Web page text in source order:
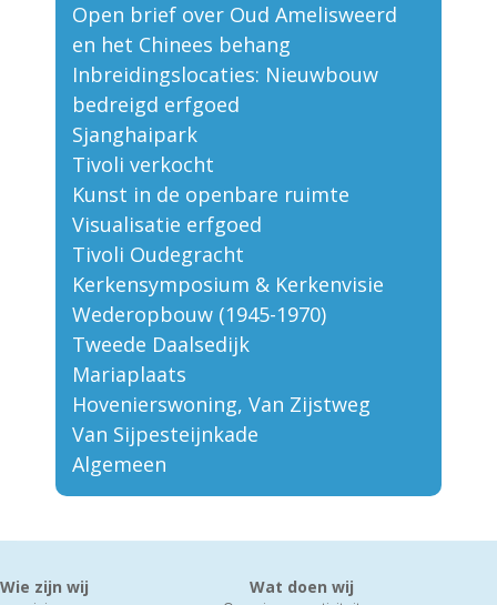
Open brief over Oud Amelisweerd
en het Chinees behang
Inbreidingslocaties: Nieuwbouw
bedreigd erfgoed
Sjanghaipark
Tivoli verkocht
Kunst in de openbare ruimte
Visualisatie erfgoed
Tivoli Oudegracht
Kerkensymposium & Kerkenvisie
Wederopbouw (1945-1970)
Tweede Daalsedijk
Mariaplaats
Hovenierswoning, Van Zijstweg
Van Sijpesteijnkade
Algemeen
Wie zijn wij Wat doen wij